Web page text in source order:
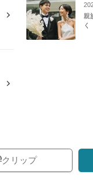
親
く
クリップ